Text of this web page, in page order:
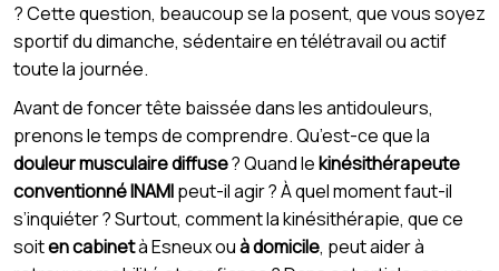
? Cette question, beaucoup se la posent, que vous soyez
sportif du dimanche, sédentaire en télétravail ou actif
toute la journée.
Avant de foncer tête baissée dans les antidouleurs,
prenons le temps de comprendre. Qu’est-ce que la
douleur musculaire diffuse? Quand lekinésithérapeute
conventionné INAMIpeut-il agir ? À quel moment faut-il
s’inquiéter ? Surtout, comment la kinésithérapie, que ce
soiten cabinetà Esneux ouà domicile, peut aider à